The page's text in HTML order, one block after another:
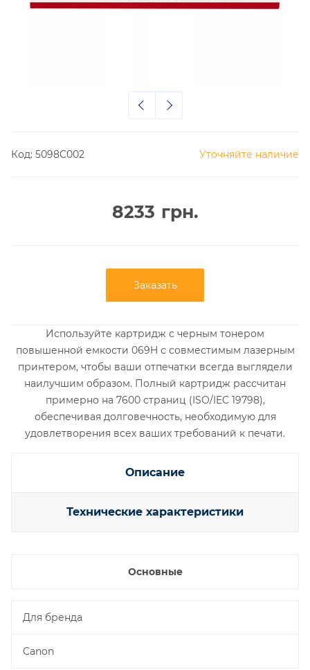
Код: 5098C002 Уточняйте наличие
8233 грн.
Заказать
Используйте картридж с черным тонером
повышенной емкости 069H с совместимым лазерным
принтером, чтобы ваши отпечатки всегда выглядели
наилучшим образом. Полный картридж рассчитан
примерно на 7600 страниц (ISO/IEC 19798),
обеспечивая долговечность, необходимую для
удовлетворения всех ваших требований к печати.
Описание
Технические характеристики
Основные
Для бренда
Canon